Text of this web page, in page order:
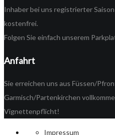
Inhaber bei uns registrierter
kostenfrei.
Folgen Sie einfach unserem
Anfahrt
Sie erreichen uns aus Füssen/
Garmisch/Partenkirchen
Vignettenpflicht!
Impressum